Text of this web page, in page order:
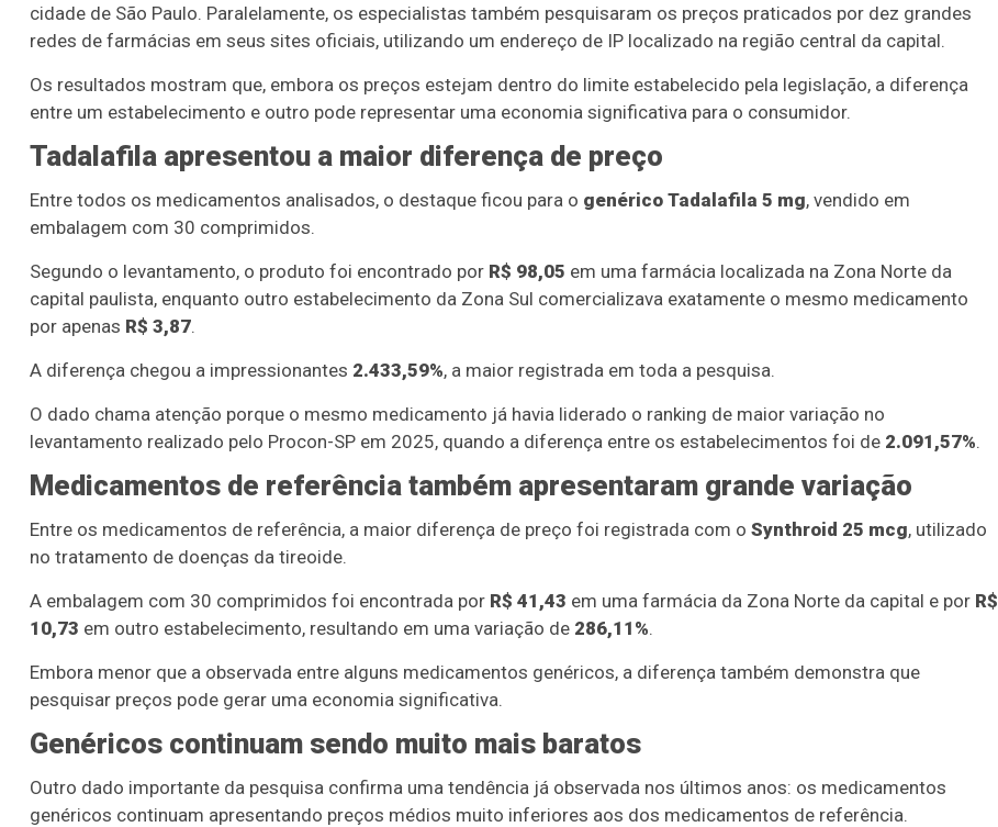
cidade de São Paulo. Paralelamente, os especialistas também pesquisaram os preços praticados por dez grandes
redes de farmácias em seus sites oficiais, utilizando um endereço de IP localizado na região central da capital.
Os resultados mostram que, embora os preços estejam dentro do limite estabelecido pela legislação, a diferença
entre um estabelecimento e outro pode representar uma economia significativa para o consumidor.
Tadalafila apresentou a maior diferença de preço
Entre todos os medicamentos analisados, o destaque ficou para o genérico Tadalafila 5 mg, vendido em
embalagem com 30 comprimidos.
Segundo o levantamento, o produto foi encontrado por R$ 98,05 em uma farmácia localizada na Zona Norte da
capital paulista, enquanto outro estabelecimento da Zona Sul comercializava exatamente o mesmo medicamento
por apenas R$ 3,87.
A diferença chegou a impressionantes 2.433,59%, a maior registrada em toda a pesquisa.
O dado chama atenção porque o mesmo medicamento já havia liderado o ranking de maior variação no
levantamento realizado pelo Procon-SP em 2025, quando a diferença entre os estabelecimentos foi de 2.091,57%.
Medicamentos de referência também apresentaram grande variação
Entre os medicamentos de referência, a maior diferença de preço foi registrada com o Synthroid 25 mcg, utilizado
no tratamento de doenças da tireoide.
A embalagem com 30 comprimidos foi encontrada por R$ 41,43 em uma farmácia da Zona Norte da capital e por R$
10,73 em outro estabelecimento, resultando em uma variação de 286,11%.
Embora menor que a observada entre alguns medicamentos genéricos, a diferença também demonstra que
pesquisar preços pode gerar uma economia significativa.
Genéricos continuam sendo muito mais baratos
Outro dado importante da pesquisa confirma uma tendência já observada nos últimos anos: os medicamentos
genéricos continuam apresentando preços médios muito inferiores aos dos medicamentos de referência.